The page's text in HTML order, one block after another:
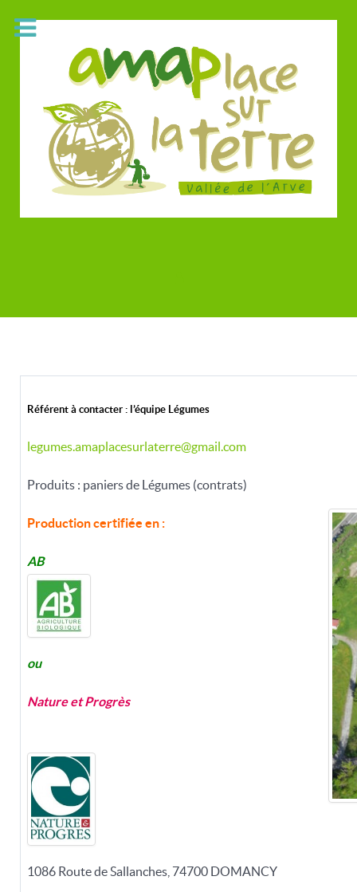
Référent à contacter : l ’équipe Légumes
legumes.amaplacesurlaterre@gmail.com
Produits : paniers de Légumes (contrats)
Production certifiée en :
AB
ou
Nature et Progrès
1086 Route de Sallanches, 74700 DOMANCY